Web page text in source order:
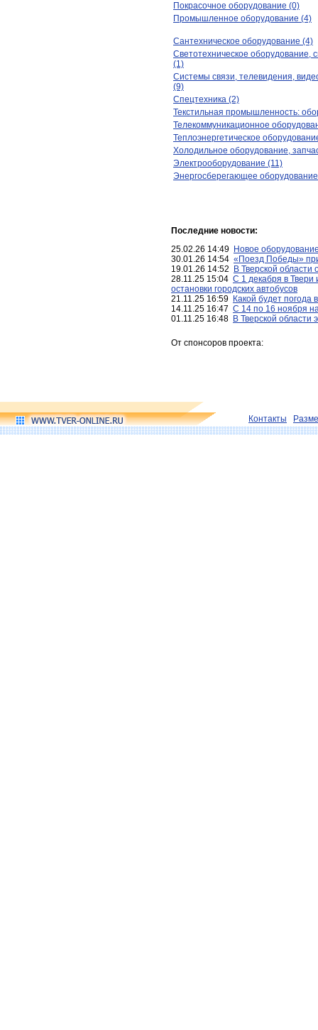
Покрасочное оборудование (0)
Промышленное оборудование (4)
Сантехническое оборудование (4)
Светотехническое оборудование,
(1)
Системы связи, телевидения,
(9)
Спецтехника (2)
Текстильная промышленность:
Телекоммуникационное
Теплоэнергетическое
Холодильное оборудование,
Электрооборудование (11)
Энергосберегающее
Последние новости:
25.02.26 14:49 Новое
30.01.26 14:54 «Поезд Победы»
19.01.26 14:52
В Тверской области
28.11.25 15:04 С 1 декабря в Твери
остановки городских автобусов
21.11.25 16:59 Какой будет погода
14.11.25 16:47 С 14 по 16 ноября
01.11.25 16:48 В Тверской области
От спонсоров проекта:
Контакты